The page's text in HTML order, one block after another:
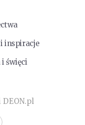
inspiracje
święci
DEON.pl